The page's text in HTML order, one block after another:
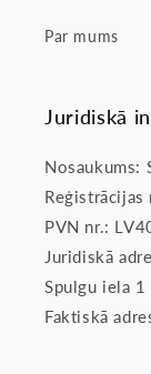
Par mums
Juridiskā
Nosaukums:
PVN nr.:
Juridiskā
Spulgu iela
Faktiskā